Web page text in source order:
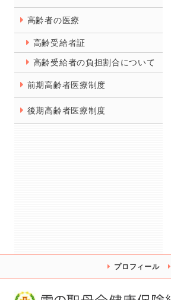
高齢者の医療
高齢受給者証
高齢受給者の負担割合について
前期高齢者医療制度
後期高齢者医療制度
プロフィール